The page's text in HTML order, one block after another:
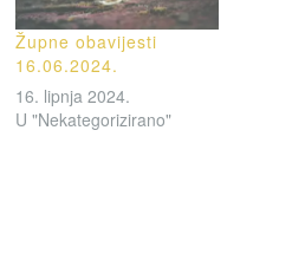
Župne obavijesti
16.06.2024.
16. lipnja 2024.
U "Nekategorizirano"